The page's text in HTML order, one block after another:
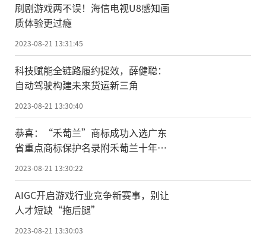
刷剧游戏两不误！海信电视U8感知画
质体验更过瘾
2023-08-21 13:31:45
科技赋能全链路履约提效，薛健聪：
自动驾驶构建未来货运新三角
2023-08-21 13:30:40
恭喜：“禾葡兰”商标成功入选广东
省重点商标保护名录附禾葡兰十年重
大事件盘点
2023-08-21 13:30:22
AIGC开启游戏行业竞争新赛事，别让
人才短缺“拖后腿”
2023-08-21 13:30:03